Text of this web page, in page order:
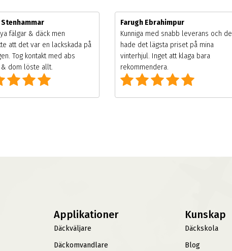
Stenhammar
fälgar & däck men
att det var en lackskada på
Tog kontakt med abs
dom löste allt.
Farugh Ebrahimpur
Kunniga med snabb leverans och de
hade det lägsta priset på mina
vinterhjul. Inget att klaga bara
rekommendera.
Applikationer
Däckväljare
Däckomvandlare
Kunskap
Däckskola
Blog